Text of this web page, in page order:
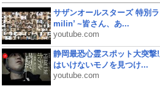
サザンオールスターズ 特別
milin’ ~皆さん、あ...
youtube.com
静岡最恐心霊スポット大突撃
はいけないモノを見つけ...
youtube.com